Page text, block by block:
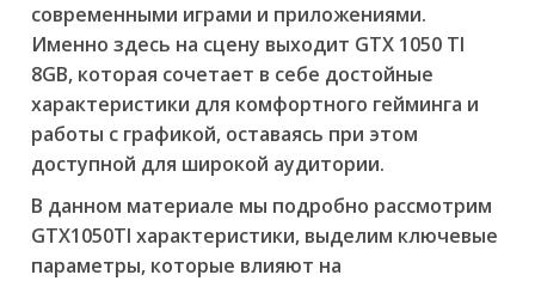
современными играми и приложениями.
Именно здесь на сцену выходит GTX 1050 TI
8GB, которая сочетает в себе достойные
характеристики для комфортного гейминга и
работы с графикой, оставаясь при этом
доступной для широкой аудитории.
В данном материале мы подробно рассмотрим
GTX1050TI характеристики, выделим ключевые
параметры, которые влияют на